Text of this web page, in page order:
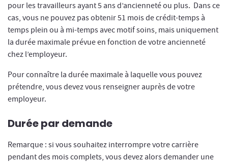
pour les travailleurs ayant 5 ans d’ancienneté ou plus. Dans ce
cas, vous ne pouvez pas obtenir 51 mois de crédit-temps à
temps plein ou à mi-temps avec motif soins, mais uniquement
la durée maximale prévue en fonction de votre ancienneté
chez l’employeur.
Pour connaître la durée maximale à laquelle vous pouvez
prétendre, vous devez vous renseigner auprès de votre
employeur.
Durée par demande
Remarque : si vous souhaitez interrompre votre carrière
pendant des mois complets, vous devez alors demander une